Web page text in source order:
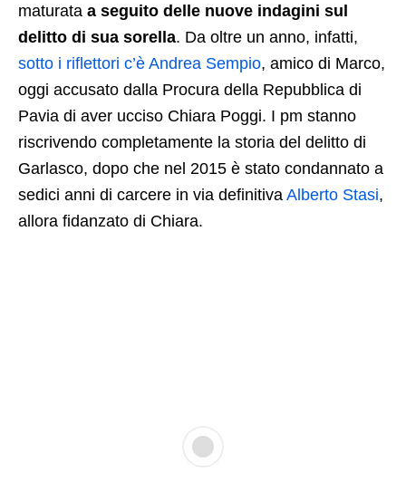
maturata a seguito delle nuove indagini sul
delitto di sua sorella. Da oltre un anno, infatti,
sotto i riflettori c’è Andrea Sempio, amico di Marco,
oggi accusato dalla Procura della Repubblica di
Pavia di aver ucciso Chiara Poggi. I pm stanno
riscrivendo completamente la storia del delitto di
Garlasco, dopo che nel 2015 è stato condannato a
sedici anni di carcere in via definitiva Alberto Stasi,
allora fidanzato di Chiara.